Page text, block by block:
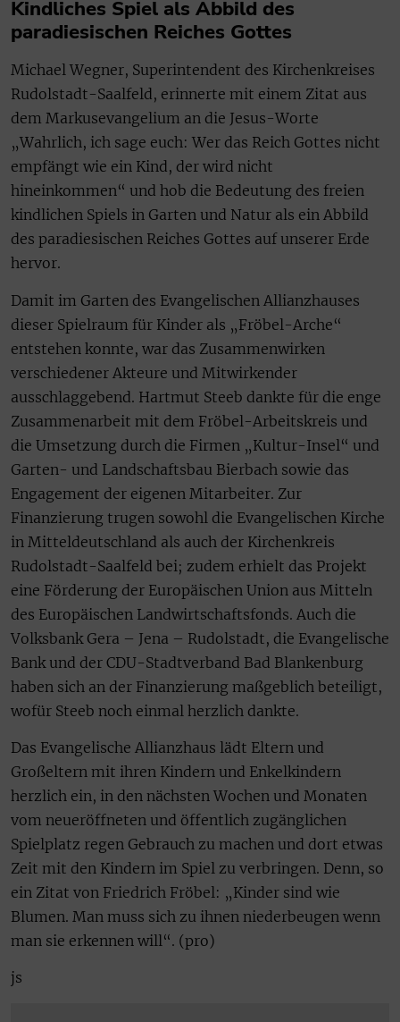
Kindliches Spiel als Abbild des
paradiesischen Reiches Gottes
Michael Wegner, Superintendent des Kirchenkreises
Rudolstadt-Saalfeld, erinnerte mit einem Zitat aus
dem Markusevangelium an die Jesus-Worte
„Wahrlich, ich sage euch: Wer das Reich Gottes nicht
empfängt wie ein Kind, der wird nicht
hineinkommen“ und hob die Bedeutung des freien
kindlichen Spiels in Garten und Natur als ein Abbild
des paradiesischen Reiches Gottes auf unserer Erde
hervor.
Damit im Garten des Evangelischen Allianzhauses
dieser Spielraum für Kinder als „Fröbel-Arche“
entstehen konnte, war das Zusammenwirken
verschiedener Akteure und Mitwirkender
ausschlaggebend. Hartmut Steeb dankte für die enge
Zusammenarbeit mit dem Fröbel-Arbeitskreis und
die Umsetzung durch die Firmen „Kultur-Insel“ und
Garten- und Landschaftsbau Bierbach sowie das
Engagement der eigenen Mitarbeiter. Zur
Finanzierung trugen sowohl die Evangelischen Kirche
in Mitteldeutschland als auch der Kirchenkreis
Rudolstadt-Saalfeld bei; zudem erhielt das Projekt
eine Förderung der Europäischen Union aus Mitteln
des Europäischen Landwirtschaftsfonds. Auch die
Volksbank Gera – Jena – Rudolstadt, die Evangelische
Bank und der CDU-Stadtverband Bad Blankenburg
haben sich an der Finanzierung maßgeblich beteiligt,
wofür Steeb noch einmal herzlich dankte.
Das Evangelische Allianzhaus lädt Eltern und
Großeltern mit ihren Kindern und Enkelkindern
herzlich ein, in den nächsten Wochen und Monaten
vom neueröffneten und öffentlich zugänglichen
Spielplatz regen Gebrauch zu machen und dort etwas
Zeit mit den Kindern im Spiel zu verbringen. Denn, so
ein Zitat von Friedrich Fröbel: „Kinder sind wie
Blumen. Man muss sich zu ihnen niederbeugen wenn
man sie erkennen will“. (pro)
js